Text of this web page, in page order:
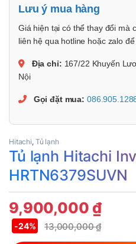
Lưu ý mua hàng
Giá hiện tại có thể thay đổi mà
liên hệ qua hotline hoặc zalo
Địa chỉ: 167/22 Khuyến
Nội
Gọi đặt mua:
Hitachi, Tủ lạnh
Tủ lạnh Hitachi
HRTN6379SUVN
9,900,000 ₫
13,000,000₫
-24%